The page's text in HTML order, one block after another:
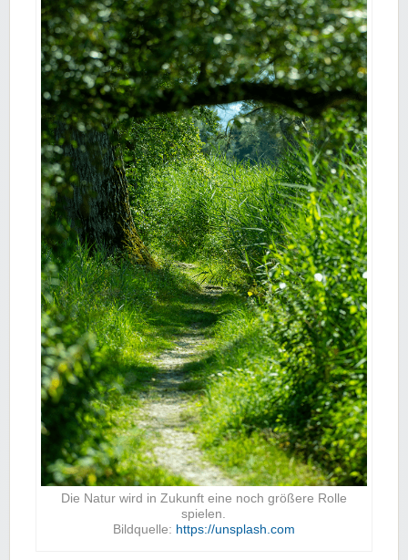
Die Natur wird in Zukunft eine noch größere Rolle
spielen.
Bildquelle: https://unsplash.com